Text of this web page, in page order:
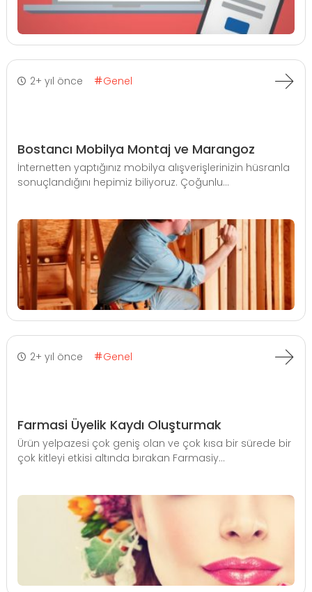
2+ yıl önce Genel
Bostancı Mobilya Montaj ve Marangoz
İnternetten yaptığınız mobilya alışverişlerinizin hüsranla
sonuçlandığını hepimiz biliyoruz. Çoğunlu...
2+ yıl önce Genel
Farmasi Üyelik Kaydı Oluşturmak
Ürün yelpazesi çok geniş olan ve çok kısa bir sürede bir
çok kitleyi etkisi altında bırakan Farmasiy...